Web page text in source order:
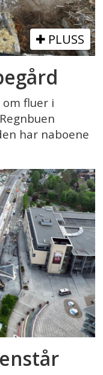
PLUSS
fluer i
har naboene